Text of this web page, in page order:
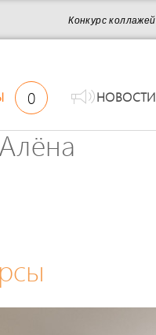
Конкурс коллажей
0 НОВОСТИ